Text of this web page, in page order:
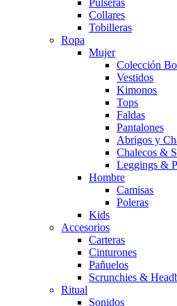
Pulseras
Collares
Tobilleras
Ropa
Mujer
Colección
Vestidos
Kimonos
Tops
Faldas
Pantalones
Abrigos y
Chalecos &
Leggings &
Hombre
Camisas
Poleras
Kids
Accesorios
Carteras
Cinturones
Pañuelos
Scrunchies &
Ritual
Sonidos